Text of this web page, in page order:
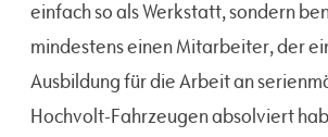
einfach so als Werkstatt, sondern
mindestens einen Mitarbeiter, der
Ausbildung für die Arbeit an
Hochvolt-Fahrzeugen absolviert